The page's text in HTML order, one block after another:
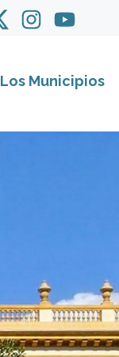
Los Municipios